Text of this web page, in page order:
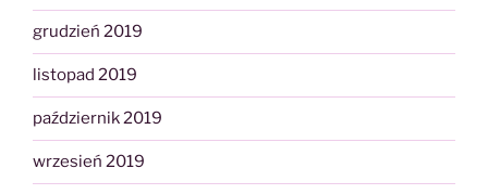
grudzień 2019
listopad 2019
październik 2019
wrzesień 2019